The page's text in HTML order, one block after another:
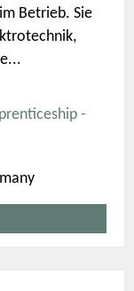
Betrieb. Sie
-